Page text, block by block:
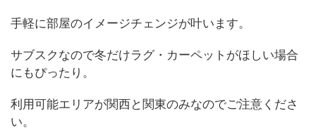
手軽に部屋のイメージチェンジが叶います。
サブスクなので冬だけラグ・カーペットがほしい場合
にもぴったり。
利用可能エリアが関西と関東のみなのでご注意くださ
い。